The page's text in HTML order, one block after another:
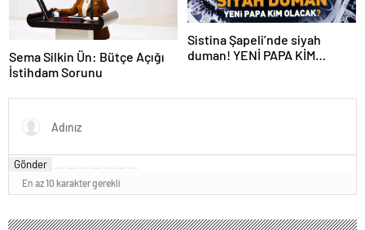
Sema Silkin Ün: Bütçe Açığı
İstihdam Sorunu
Sistina Şapeli’nde siyah
duman! YENİ PAPA KİM
Gönder
En az 10 karakter gerekli